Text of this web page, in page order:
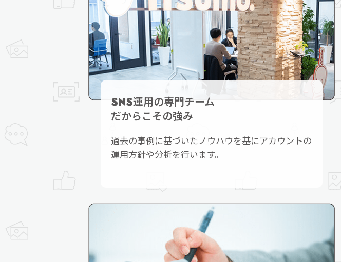
SNS運用の専門チーム
だからこその強み
過去の事例に基づいたノウハウを基にアカウントの
運用方針や分析を行います。